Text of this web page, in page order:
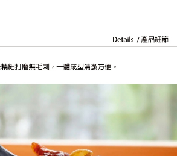
選擇欲分期的期數、繳款截止日，確認付款後即完
數及費用金額請依後續交易確認頁面所載為準。
未前往確認交易或遇審核未通過，訂單將自動取
單，「大哥付你分期」於每月結算日後寄送繳費提
後，可選擇「超商條碼／台灣大直營門市／銀行轉
」等通路繳費。
到商品之後才付款」的支付方式。 讓您購物簡單
，簡訊認證，即可結帳。
服務後，再付款。
帳流程】
先享後付」後，將跳轉至「AFTEE先享後付」
並確認金額後，即可完成結帳。
將收到繳費通知簡訊。
含以上)免運費